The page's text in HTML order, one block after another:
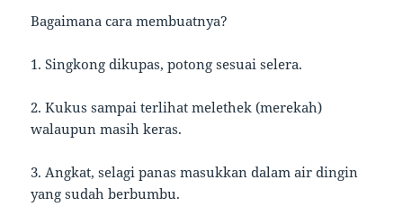
Bagaimana cara membuatnya?
1. Singkong dikupas, potong sesuai selera.
2. Kukus sampai terlihat melethek (merekah)
walaupun masih keras.
3. Angkat, selagi panas masukkan dalam air dingin
yang sudah berbumbu.